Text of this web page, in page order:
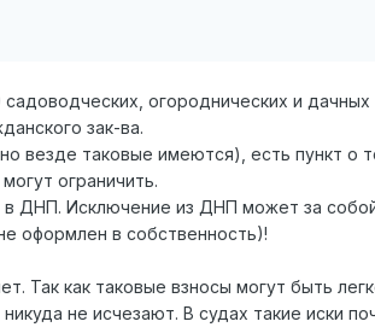
огороднических и дачных
зак-ва.
везде таковые имеются), есть пункт о
ограничить.
в ДНП. Исключение из ДНП может за
оформлен в собственность)!
Так как таковые взносы могут быть
не исчезают. В судах такие иски